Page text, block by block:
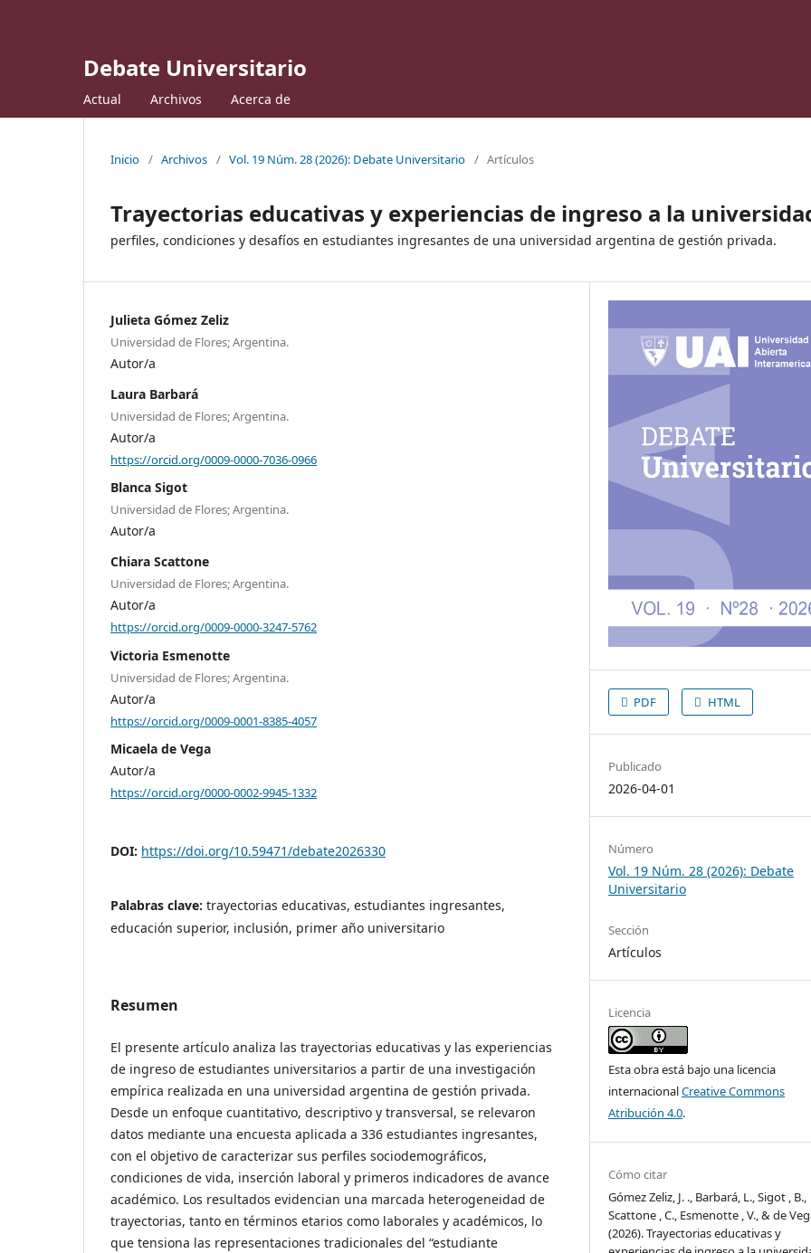
Debate Universitario
Actual Archivos Acerca de
Inicio / Archivos / Vol. 19 Núm. 28 (2026): Debate Universitario / Artículos
Trayectorias educativas y experiencias de ingreso a la
perfiles, condiciones y desafíos en estudiantes ingresantes de una universidad argentina de gestión privada.
Julieta Gómez Zeliz
Universidad de Flores; Argentina.
Autor/a
Laura Barbará
Universidad de Flores; Argentina.
Autor/a
https://orcid.org/0009-0000-7036-0966
Blanca Sigot
Universidad de Flores; Argentina.
Autor/a
Chiara Scattone
Universidad de Flores; Argentina.
Autor/a
https://orcid.org/0009-0000-3247-5762
Victoria Esmenotte
Universidad de Flores; Argentina.
Autor/a
https://orcid.org/0009-0001-8385-4057
Micaela de Vega
Autor/a
https://orcid.org/0000-0002-9945-1332
DOI: https://doi.org/10.59471/debate2026330
Palabras clave: trayectorias educativas, estudiantes ingresantes,
educación superior, inclusión, primer año universitario
Resumen
El presente artículo analiza las trayectorias educativas y las experiencias
de ingreso de estudiantes universitarios a partir de una investigación
empírica realizada en una universidad argentina de gestión privada.
Desde un enfoque cuantitativo, descriptivo y transversal, se relevaron
datos mediante una encuesta aplicada a 336 estudiantes ingresantes,
con el objetivo de caracterizar sus perfiles sociodemográficos,
condiciones de vida, inserción laboral y primeros indicadores de avance
académico. Los resultados evidencian una marcada heterogeneidad de
trayectorias, tanto en términos etarios como laborales y académicos, lo
que tensiona las representaciones tradicionales del “estudiante
PDF HTML
Publicado
2026-04-01
Número
Vol. 19 Núm. 28 (2026): Debate
Universitario
Sección
Artículos
Licencia
Esta obra está bajo una licencia
internacionalCreative Commons
Atribución 4.0.
Cómo citar
Gómez Zeliz, J. ., Barbará, L., Sigot , B.,
Scattone , C., Esmenotte , V., & de
(2026). Trayectorias educativas y